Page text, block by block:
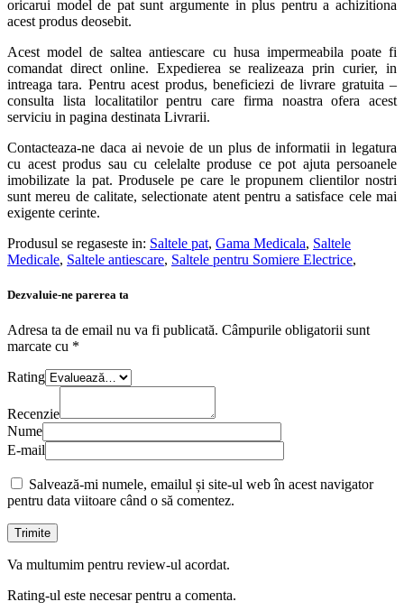
oricarui model de pat sunt argumente in plus pentru a achizitiona
acest produs deosebit.
Acest model de saltea antiescare cu husa impermeabila poate fi
comandat direct online. Expedierea se realizeaza prin curier, in
intreaga tara. Pentru acest produs, beneficiezi de livrare gratuita –
consulta lista localitatilor pentru care firma noastra ofera acest
serviciu in pagina destinata Livrarii.
Contacteaza-ne daca ai nevoie de un plus de informatii in legatura
cu acest produs sau cu celelalte produse ce pot ajuta persoanele
imobilizate la pat. Produsele pe care le propunem clientilor nostri
sunt mereu de calitate, selectionate atent pentru a satisface cele mai
exigente cerinte.
Produsul se regaseste in: Saltele pat, Gama Medicala, Saltele
Medicale, Saltele antiescare, Saltele pentru Somiere Electrice,
Dezvaluie-ne parerea ta
Adresa ta de email nu va fi publicată. Câmpurile obligatorii sunt
marcate cu *
Rating
Recenzie
Nume
E-mail
Salvează-mi numele, emailul și site-ul web în acest navigator
pentru data viitoare când o să comentez.
Va multumim pentru review-ul acordat.
Rating-ul este necesar pentru a comenta.